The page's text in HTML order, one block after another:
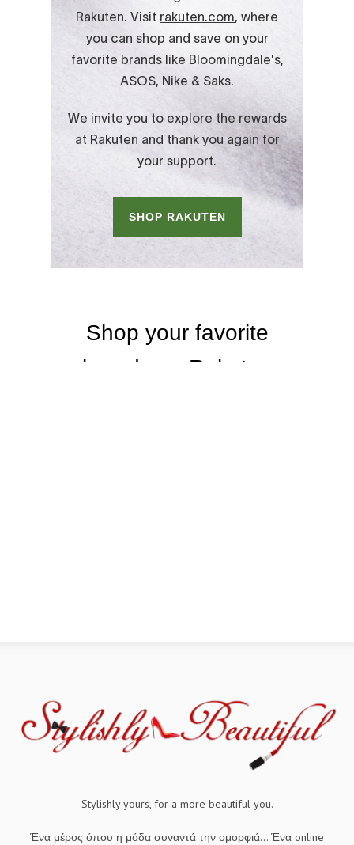
Stylishly yours, for a more beautiful you.
Ένα μέρος όπου η μόδα συναντά την ομορφιά... Ένα online